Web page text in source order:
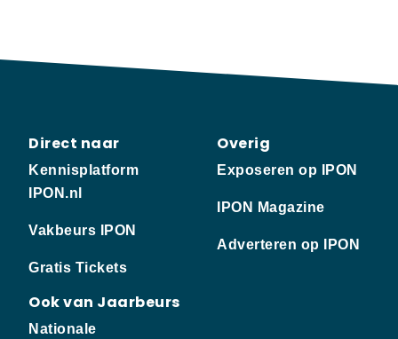
Direct naar
Kennisplatform
IPON.nl
Vakbeurs IPON
Gratis Tickets
Ook van Jaarbeurs
Nationale
Overig
Exposeren op IPON
IPON Magazine
Adverteren op IPON